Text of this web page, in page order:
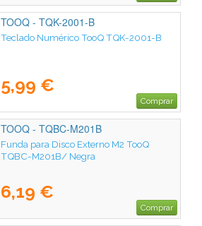
TOOQ - TQK-2001-B
Teclado Numérico TooQ TQK-2001-B
5,99 €
Comprar
TOOQ - TQBC-M201B
Funda para Disco Externo M2 TooQ
TQBC-M201B/ Negra
6,19 €
Comprar